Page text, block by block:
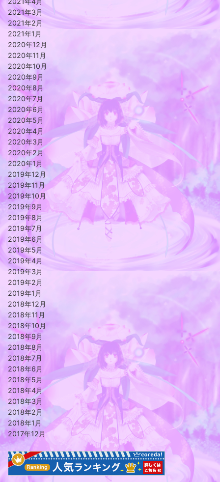
2021年3月
2021年2月
2021年1月
2020年12月
2020年11月
2020年10月
2020年9月
2020年8月
2020年7月
2020年6月
2020年5月
2020年4月
2020年3月
2020年2月
2020年1月
2019年12月
2019年11月
2019年10月
2019年9月
2019年8月
2019年7月
2019年6月
2019年5月
2019年4月
2019年3月
2019年2月
2019年1月
2018年12月
2018年11月
2018年10月
2018年9月
2018年8月
2018年7月
2018年6月
2018年5月
2018年4月
2018年3月
2018年2月
2018年1月
2017年12月